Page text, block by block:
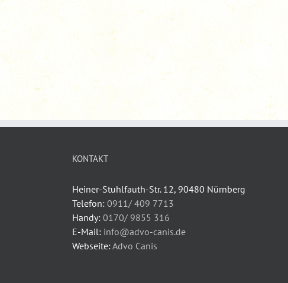
KONTAKT
Heiner-Stuhlfauth-Str. 12, 90480 Nürnberg
Telefon: 0911/ 409 7713
Handy: 0170/ 9855 316
E-Mail: info@advo-canis.de
Webseite:Advo Canis